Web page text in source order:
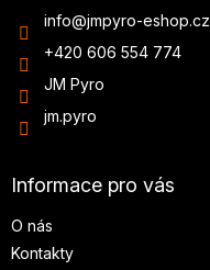
info@jmpyro-eshop.cz
+420 606 554 774
JM Pyro
jm.pyro
Informace pro vás
O nás
Kontakty